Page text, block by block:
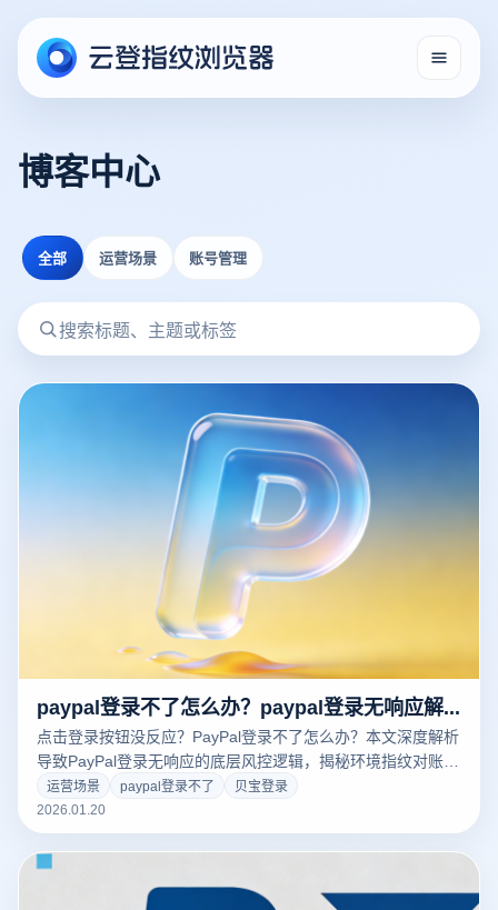
博客中心
全部 运营场景 账号管理
paypal登录不了怎么办？paypal登录无响应解决方法有哪些？
点击登录按钮没反应？PayPal登录不了怎么办？本文深度解析
导致PayPal登录无响应的底层风控逻辑，揭秘环境指纹对账号
安全的影响。教您利用云登指纹浏览器构建恒定纯净的登录环
境，通过物理级隔离技术彻底解决登录转圈、无法验证及账号
风控难题。点击免费获取PayPal防关联登录方案！
运营场景 paypal登录不了
贝宝登录
2026.01.20